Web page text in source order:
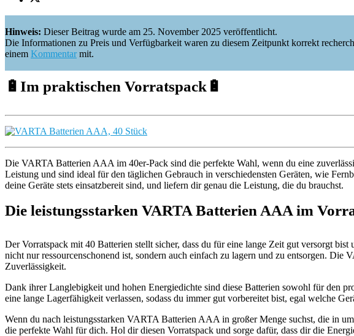
Hinweis: Dieser Beitrag wurde am 25. November 2025 veröffentlicht.
Die Informationen zu Preis und Verfügbarkeit waren zu diesem Zeitpunkt korrekt
einem Kommentarmit.
🔋 Im praktischen Vorratspack 🔋
Die VARTA Batterien AAA im 40er-Pack sind die perfekte Wahl, wenn du eine
Leistung und sind ideal für den täglichen Gebrauch in verschiedensten Geräten, wie
deine Geräte stets einsatzbereit sind, und liefern dir genau die Leistung, die du brauchst.
Die leistungsstarken VARTA Batterien AAA im
Der Vorratspack mit 40 Batterien stellt sicher, dass du für eine lange Zeit gut versorgt
nicht nur ressourcenschonend ist, sondern auch einfach zu lagern und zu entsorgen.
Zuverlässigkeit.
Dank ihrer Langlebigkeit und hohen Energiedichte sind diese Batterien sowohl für den
eine lange Lagerfähigkeit verlassen, sodass du immer gut vorbereitet bist, egal welche
Wenn du nach leistungsstarken VARTA Batterien AAA in großer Menge suchst, die in
die perfekte Wahl für dich. Hol dir diesen Vorratspack und sorge dafür, dass dir die